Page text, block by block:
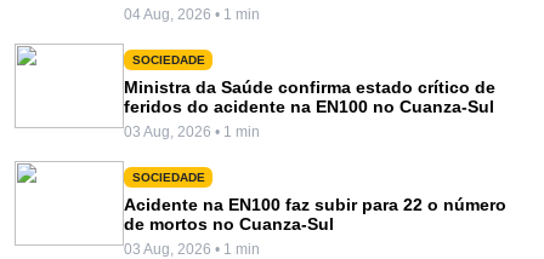
04 Aug, 2026 • 1 min
SOCIEDADE
Ministra da Saúde confirma estado crítico de
feridos do acidente na EN100 no Cuanza-Sul
03 Aug, 2026 • 1 min
SOCIEDADE
Acidente na EN100 faz subir para 22 o número
de mortos no Cuanza-Sul
03 Aug, 2026 • 1 min